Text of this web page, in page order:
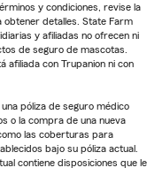
y condiciones, revise la
obtener detalles. State Farm
y afiliadas no ofrecen ni
de seguro de mascotas.
afiliada con Trupanion ni con
póliza de seguro médico
o la compra de una nueva
las coberturas para
bajo su póliza actual.
contiene disposiciones que le